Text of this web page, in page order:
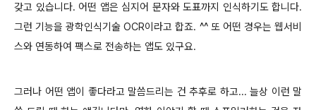
갖고 있습니다. 어떤 앱은 심지어 문자와 도표까지 인식하기도 합니다.
그런 기능을 광학인식기술 OCR이라고 합죠. ^^ 또 어떤 경우는 웹서비
스와 연동하여 팩스로 전송하는 앱도 있구요.
그러나 어떤 앱이 좋다라고 말씀드리는 건 추후로 하고... 늘상 이런 말